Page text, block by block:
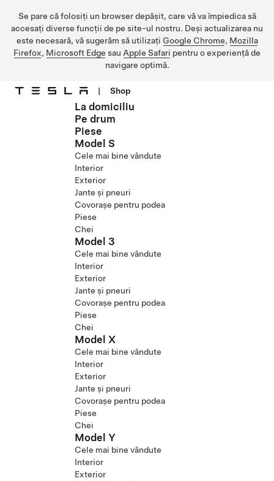
Se pare că folosiți un browser depășit, care vă va împiedica să
accesați diverse funcții de pe site-ul nostru. Deși actualizarea nu
este necesară, vă sugerăm să utilizați Google Chrome, Mozilla
Firefox, Microsoft Edge sau Apple Safari pentru o experiență de
navigare optimă.
Treceți la conținutul principal
| Shop
La domiciliu
Pe drum
Piese
Model S
Cele mai bine vândute
Interior
Exterior
Jante și pneuri
Covorașe pentru podea
Piese
Chei
Model 3
Cele mai bine vândute
Interior
Exterior
Jante și pneuri
Covorașe pentru podea
Piese
Chei
Model X
Cele mai bine vândute
Interior
Exterior
Jante și pneuri
Covorașe pentru podea
Piese
Chei
Model Y
Cele mai bine vândute
Interior
Exterior